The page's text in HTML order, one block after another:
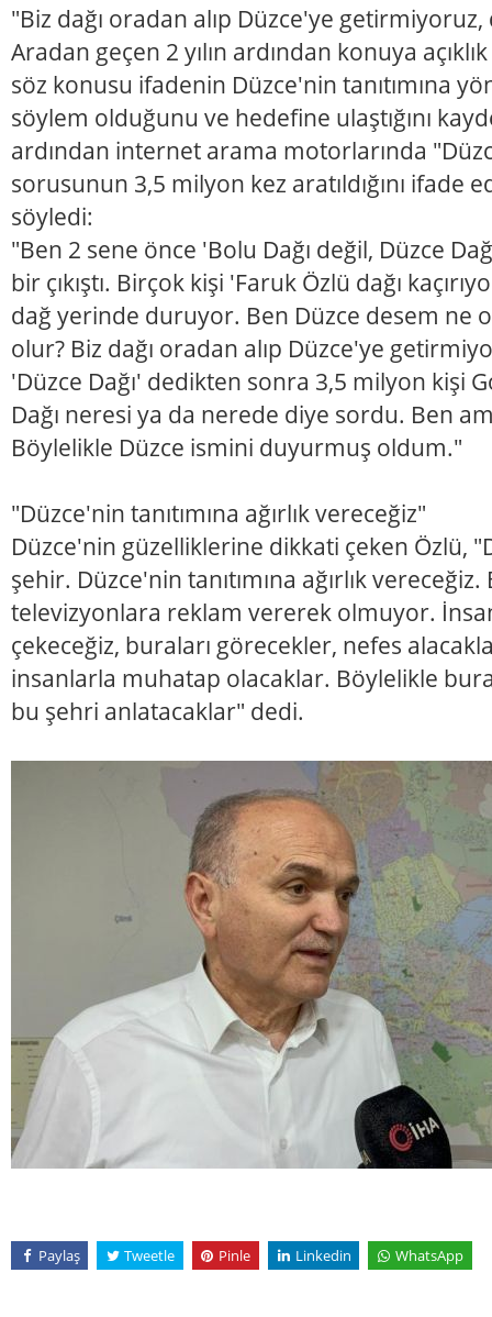
"Biz dağı oradan alıp Düzce'ye
Aradan geçen 2 yılın ardından konuya
söz konusu ifadenin Düzce'nin tanıtımına
söylem olduğunu ve hedefine ulaştığını
ardından internet arama motorlarında
sorusunun 3,5 milyon kez aratıldığını ifade
söyledi:
"Ben 2 sene önce 'Bolu Dağı değil, Düzce
bir çıkıştı. Birçok kişi 'Faruk Özlü dağı
dağ yerinde duruyor. Ben Düzce desem ne
olur? Biz dağı oradan alıp Düzce'ye
'Düzce Dağı' dedikten sonra 3,5 milyon kişi
Dağı neresi ya da nerede diye sordu. Ben
Böylelikle Düzce ismini duyurmuş oldum."
"Düzce'nin tanıtımına ağırlık vereceğiz"
Düzce'nin güzelliklerine dikkati çeken Özlü,
şehir. Düzce'nin tanıtımına ağırlık
televizyonlara reklam vererek olmuyor.
çekeceğiz, buraları görecekler, nefes
insanlarla muhatap olacaklar. Böylelikle
bu şehri anlatacaklar" dedi.
Paylaş Tweetle Pinle Linkedin WhatsApp